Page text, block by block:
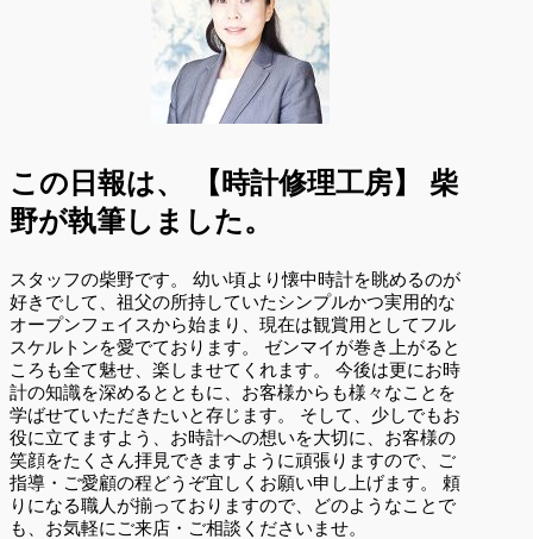
この日報は、
【時計修理工房】 柴
野が執筆しました。
スタッフの柴野です。 幼い頃より懐中時計を眺めるのが
好きでして、祖父の所持していたシンプルかつ実用的な
オープンフェイスから始まり、現在は観賞用としてフル
スケルトンを愛でております。 ゼンマイが巻き上がると
ころも全て魅せ、楽しませてくれます。 今後は更にお時
計の知識を深めるとともに、お客様からも様々なことを
学ばせていただきたいと存じます。 そして、少しでもお
役に立てますよう、お時計への想いを大切に、お客様の
笑顔をたくさん拝見できますように頑張りますので、ご
指導・ご愛顧の程どうぞ宜しくお願い申し上げます。 頼
りになる職人が揃っておりますので、どのようなことで
も、お気軽にご来店・ご相談くださいませ。